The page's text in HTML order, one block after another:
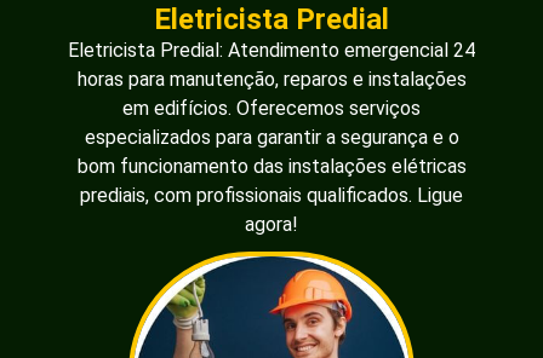
Eletricista Predial
Eletricista Predial: Atendimento emergencial 24
horas para manutenção, reparos e instalações
em edifícios. Oferecemos serviços
especializados para garantir a segurança e o
bom funcionamento das instalações elétricas
prediais, com profissionais qualificados. Ligue
agora!